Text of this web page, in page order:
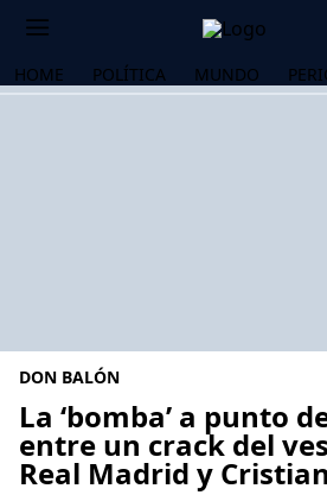
HOME POLÍTICA MUNDO
DON BALÓN
La ‘bomba’ a punto
entre un crack del
Real Madrid y